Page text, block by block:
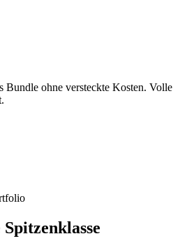
Bundle ohne versteckte Kosten. Volle